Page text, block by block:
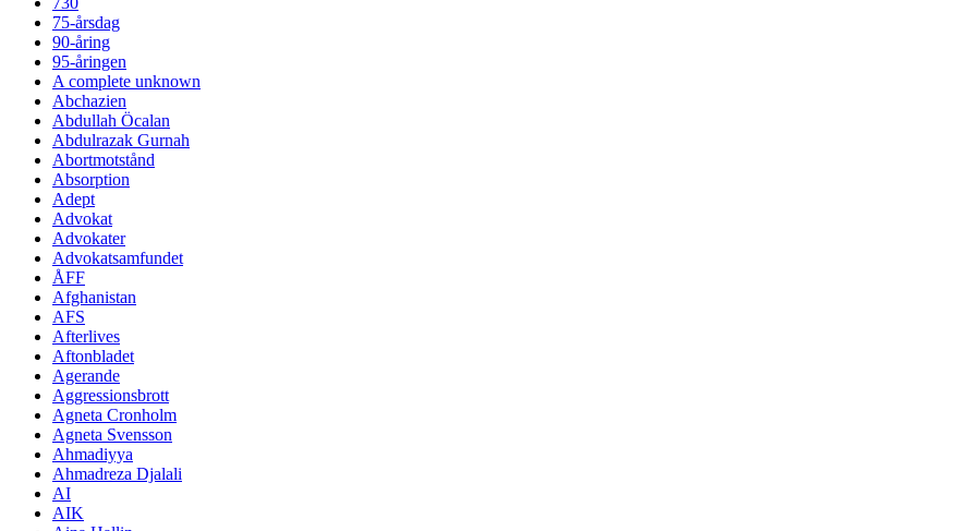
75-årsdag
90-åring
95-åringen
A complete unknown
Abchazien
Abdullah Öcalan
Abdulrazak Gurnah
Abortmotstånd
Absorption
Adept
Advokat
Advokater
Advokatsamfundet
ÅFF
Afghanistan
AFS
Afterlives
Aftonbladet
Agerande
Aggressionsbrott
Agneta Cronholm
Agneta Svensson
Ahmadiyya
Ahmadreza Djalali
AI
AIK